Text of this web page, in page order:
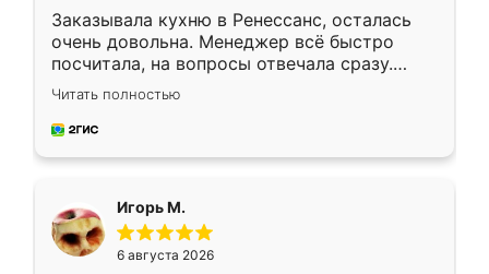
Заказывала кухню в Ренессанс, осталась
очень довольна. Менеджер всё быстро
посчитала, на вопросы отвечала сразу.
Замерщик приехал в субботу, подошёл к
делу со всей ответственностью. Собрали
за день, ребята работали аккуратно, даже
Читать полностью
Игорь М.
6 августа 2026